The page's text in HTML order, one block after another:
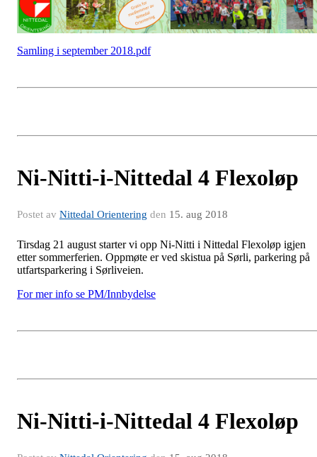
Samling i september 2018.pdf
Ni-Nitti-i-Nittedal 4 Flexoløp
Postet av Nittedal Orientering den 15. aug 2018
Tirsdag 21 august starter vi opp Ni-Nitti i Nittedal Flexoløp igjen
etter sommerferien. Oppmøte er ved skistua på Sørli, parkering på
utfartsparkering i Sørliveien.
For mer info se PM/Innbydelse
Ni-Nitti-i-Nittedal 4 Flexoløp